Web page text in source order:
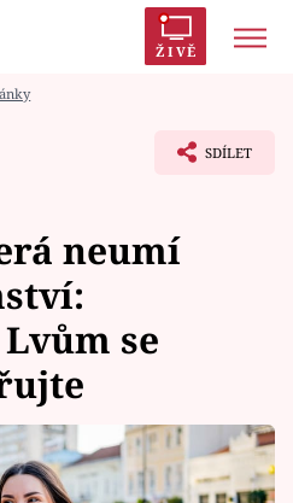
ŽIVĚ
SDÍLET
neumí
se